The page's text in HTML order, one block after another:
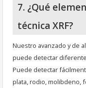
7. ¿Qué
técnica XRF?
Nuestro avanzado y de
puede detectar
Puede detectar
plata, rodio, molibdeno,